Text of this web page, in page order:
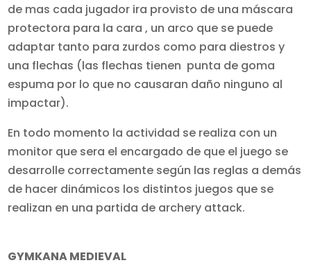
de mas cada jugador ira provisto de una máscara
protectora para la cara , un arco que se puede
adaptar tanto para zurdos como para diestros y
una flechas (las flechas tienen punta de goma
espuma por lo que no causaran daño ninguno al
impactar).
En todo momento la actividad se realiza con un
monitor que sera el encargado de que el juego se
desarrolle correctamente según las reglas a demás
de hacer dinámicos los distintos juegos que se
realizan en una partida de archery attack.
GYMKANA MEDIEVAL